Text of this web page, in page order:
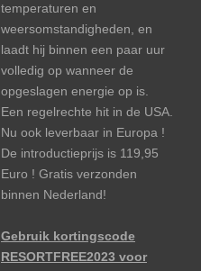
temperaturen en
weersomstandigheden, en
laadt hij binnen een paar uur
volledig op wanneer de
opgeslagen energie op is.
Een regelrechte hit in de USA.
Nu ook leverbaar in Europa !
De introductieprijs is 119,95
Euro ! Gratis verzonden
binnen Nederland!
Gebruik kortingscode
RESORTFREE2023 voor